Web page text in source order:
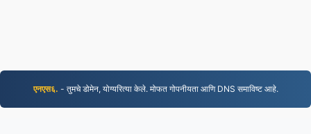
एनएस६. - तुमचे डोमेन, योग्यरित्या केले. मोफत गोपनीयता आणि DNS समाविष्ट आहे.